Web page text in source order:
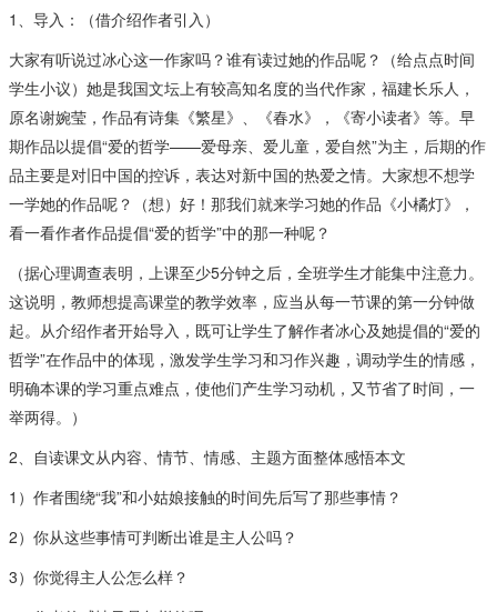
1、导入：（借介绍作者引入）
大家有听说过冰心这一作家吗？谁有读过她的作品呢？（给点点时间
学生小议）她是我国文坛上有较高知名度的当代作家，福建长乐人，
原名谢婉莹，作品有诗集《繁星》、《春水》，《寄小读者》等。早
期作品以提倡“爱的哲学——爱母亲、爱儿童，爱自然”为主，后期的作
品主要是对旧中国的控诉，表达对新中国的热爱之情。大家想不想学
一学她的作品呢？（想）好！那我们就来学习她的作品《小橘灯》，
看一看作者作品提倡“爱的哲学”中的那一种呢？
（据心理调查表明，上课至少5分钟之后，全班学生才能集中注意力。
这说明，教师想提高课堂的教学效率，应当从每一节课的第一分钟做
起。从介绍作者开始导入，既可让学生了解作者冰心及她提倡的“爱的
哲学”在作品中的体现，激发学生学习和习作兴趣，调动学生的情感，
明确本课的学习重点难点，使他们产生学习动机，又节省了时间，一
举两得。）
2、自读课文从内容、情节、情感、主题方面整体感悟本文
1）作者围绕“我”和小姑娘接触的时间先后写了那些事情？
2）你从这些事情可判断出谁是主人公吗？
3）你觉得主人公怎么样？